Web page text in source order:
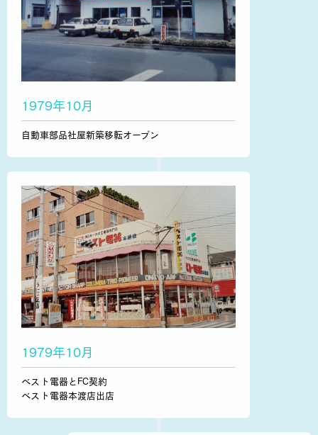
1979年10月
自動車部品社屋新築移転オープン
1979年10月
ベスト電器とFC契約
ベスト電器本渡店出店